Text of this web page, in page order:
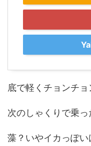
底で軽くチョンチョ
次のしゃくりで乗
藻？いやイカっぽい